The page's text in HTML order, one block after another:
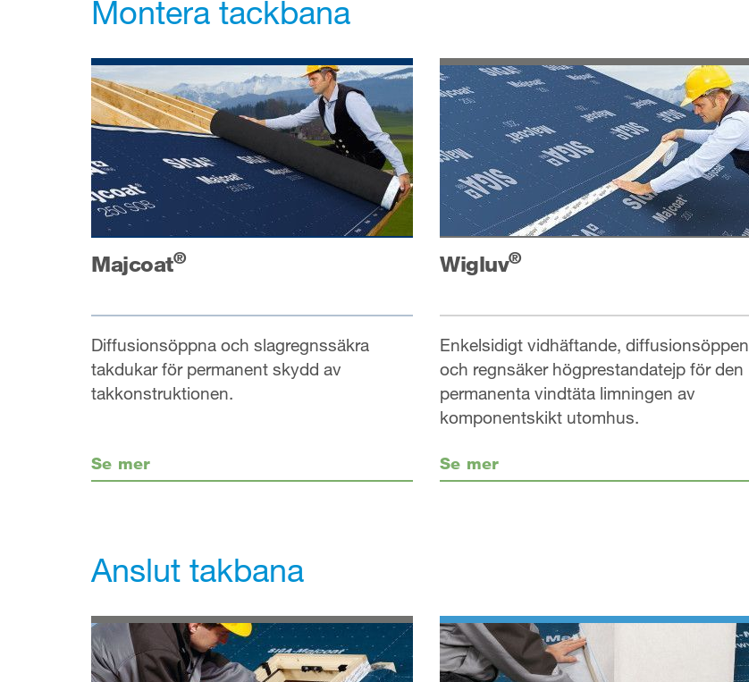
Montera tackbana
Majcoat®
Diffusionsöppna och slagregnssäkra
takdukar för permanent skydd av
takkonstruktionen.
Se mer
Wigluv®
Enkelsidigt vidhäftande, diffusionsöppen
och regnsäker högprestandatejp för den
permanenta vindtäta limningen av
komponentskikt utomhus.
Se mer
Anslut takbana